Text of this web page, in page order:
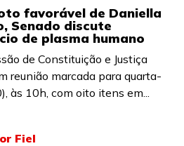
favorável de Daniella
Senado discute
de plasma humano
de Constituição e Justiça
reunião marcada para quarta-
às 10h, com oito itens em...
Fiel